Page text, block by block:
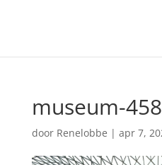
museum-
door Renelobbe | apr 7,